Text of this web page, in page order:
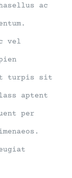
ac
vel
turpis sit
aptent
per